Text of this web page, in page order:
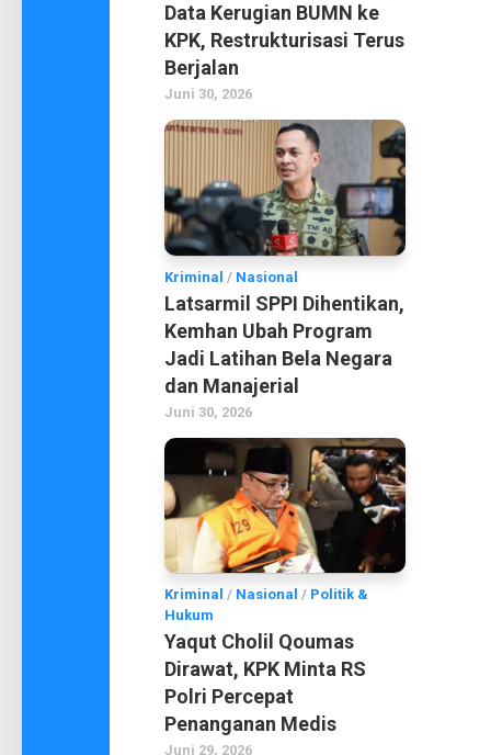
Data Kerugian BUMN ke
KPK, Restrukturisasi Terus
Berjalan
Juni 30, 2026
Kriminal / Nasional
Latsarmil SPPI Dihentikan,
Kemhan Ubah Program
Jadi Latihan Bela Negara
dan Manajerial
Juni 30, 2026
Kriminal / Nasional / Politik &
Hukum
Yaqut Cholil Qoumas
Dirawat, KPK Minta RS
Polri Percepat
Penanganan Medis
Juni 29, 2026